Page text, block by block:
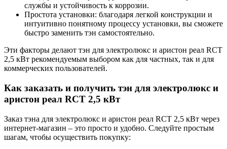
службы и устойчивость к коррозии.
Простота установки: благодаря легкой конструкции и
интуитивно понятному процессу установки, вы сможете
быстро заменить тэн самостоятельно.
Эти факторы делают тэн для электролюкс и аристон реал RCT
2,5 кВт рекомендуемым выбором как для частных, так и для
коммерческих пользователей.
Как заказать и получить тэн для электролюкс и
аристон реал RCT 2,5 кВт
Заказ тэна для электролюкс и аристон реал RCT 2,5 кВт через
интернет-магазин – это просто и удобно. Следуйте простым
шагам, чтобы осуществить покупку: